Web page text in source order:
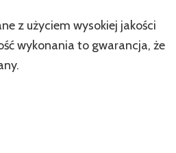
z użyciem wysokiej jakości
wykonania to gwarancja, że